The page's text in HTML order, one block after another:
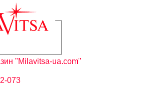
"Milavitsa-ua.com"
073